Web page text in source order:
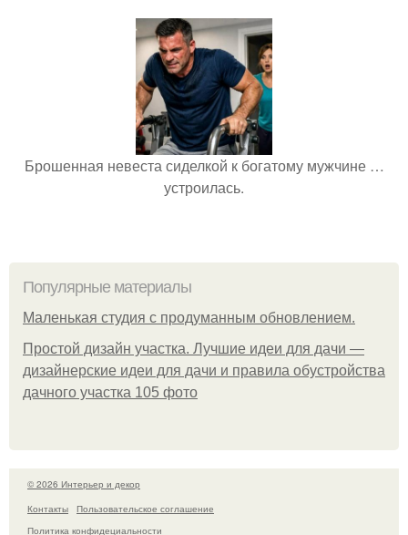
Брошенная невеста сиделкой к богатому мужчине …
устроилась.
Популярные материалы
Маленькая студия с продуманным обновлением.
Простой дизайн участка. Лучшие идеи для дачи —
дизайнерские идеи для дачи и правила обустройства
дачного участка 105 фото
© 2026 Интерьер и декор
Контакты
Пользовательское соглашение
Политика конфидециальности